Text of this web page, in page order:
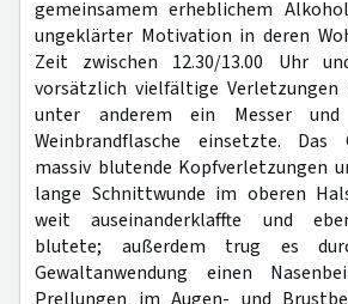
gemeinsamem erheblichem
ungeklärter Motivation in deren
Zeit zwischen 12.30/13.00 Uhr
vorsätzlich vielfältige Verletzungen
unter anderem ein Messer
Weinbrandflasche einsetzte.
massiv blutende Kopfverletzungen
lange Schnittwunde im oberen
weit auseinanderklaffte und
blutete; außerdem trug es
Gewaltanwendung einen